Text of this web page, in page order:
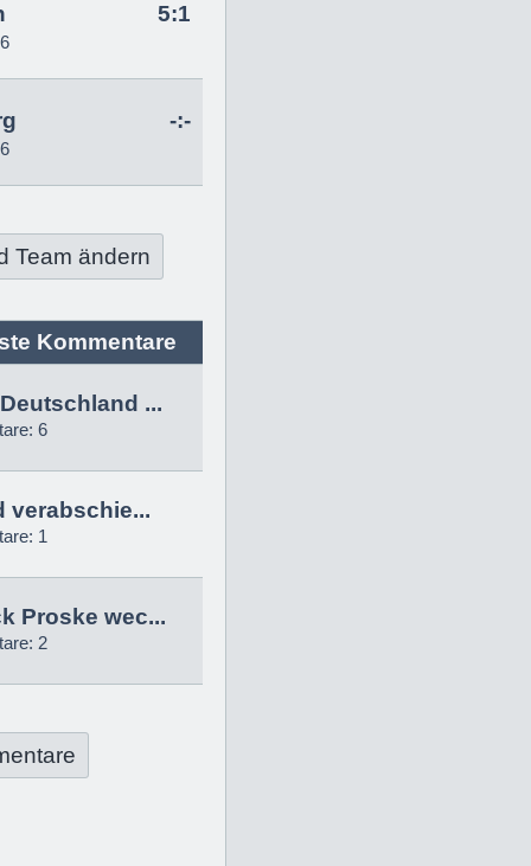
5:1
-:-
Team ändern
Kommentare
...
6
verabschie...
1
Proske wec...
2